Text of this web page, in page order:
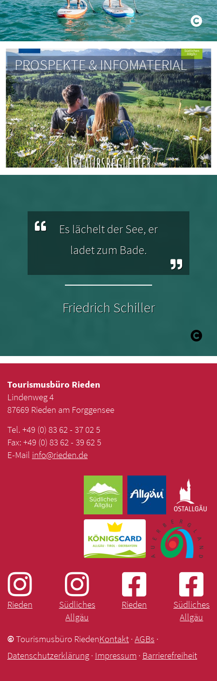
PROSPEKTE & INFOMATERIAL
Es lächelt der See, er
ladet zum Bade.
Friedrich Schiller
Tourismusbüro Rieden
Lindenweg 4
87669 Rieden am Forggensee
Tel. +49 (0) 83 62 - 37 02 5
Fax: +49 (0) 83 62 - 39 62 5
E-Mail info@rieden.de
©Tourismusbüro RiedenKontakt · AGBs ·
Datenschutzerklärung · Impressum · Barrierefreiheit
Rieden
Südliches
Allgäu
Rieden
Südliches
Allgäu